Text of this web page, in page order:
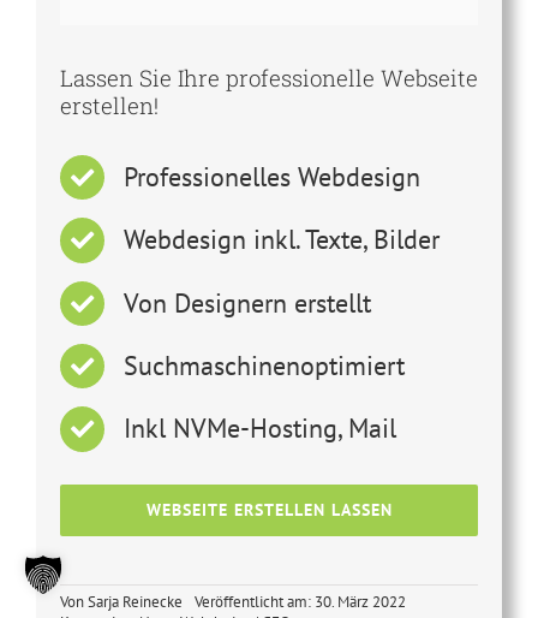
Lassen Sie Ihre professionelle Webseite
erstellen!
Professionelles Webdesign
Webdesign inkl. Texte, Bilder
Von Designern erstellt
Suchmaschinenoptimiert
Inkl NVMe-Hosting, Mail
WEBSEITE ERSTELLEN LASSEN
VonSarja Reinecke
Veröffentlicht am: 30. März 2022